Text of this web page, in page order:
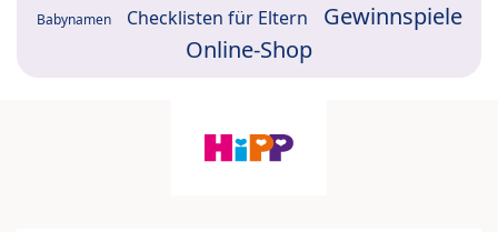
Babynamen Checklisten für Eltern
Gewinnspiele
Online-Shop